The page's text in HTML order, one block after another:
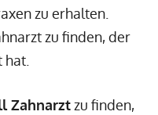
zu erhalten.
zu finden, der
Zahnarztzu finden,